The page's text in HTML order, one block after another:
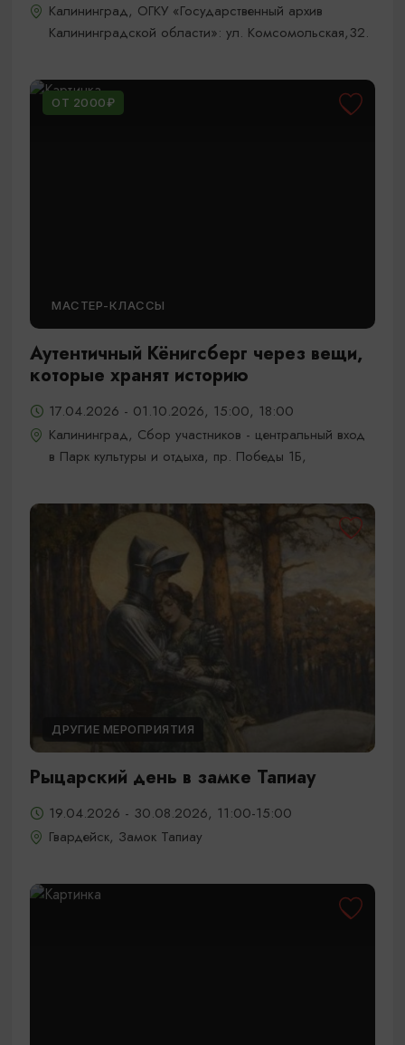
Калининград, ОГКУ «Государственный архив
Калининградской области»: ул. Комсомольская,32.
ОТ 2000₽
МАСТЕР-КЛАССЫ
Аутентичный Кёнигсберг через вещи,
которые хранят историю
17.04.2026 - 01.10.2026, 15:00, 18:00
Калининград, Сбор участников - центральный вход
в Парк культуры и отдыха, пр. Победы 1Б,
ДРУГИЕ МЕРОПРИЯТИЯ
Рыцарский день в замке Тапиау
19.04.2026 - 30.08.2026, 11:00-15:00
Гвардейск, Замок Тапиау